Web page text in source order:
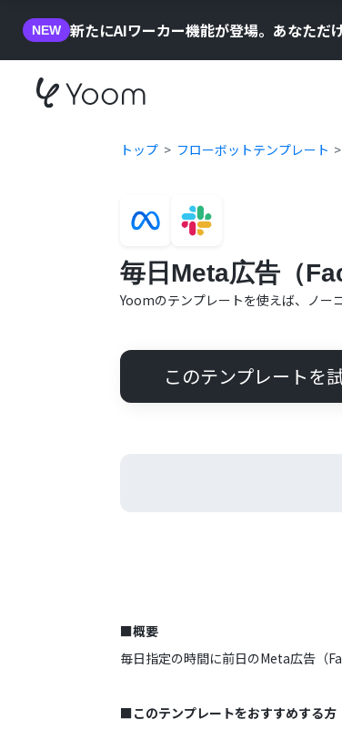
NEW 新たにAIワーカー機能が登場。あなただ
トップ フローボットテンプレート
毎日Meta広告（
Yoomのテンプレートを使えば、ノー
このテンプレートを
■概要
毎日指定の時間に前日のMeta広告（
■このテンプレートをおすすめする方